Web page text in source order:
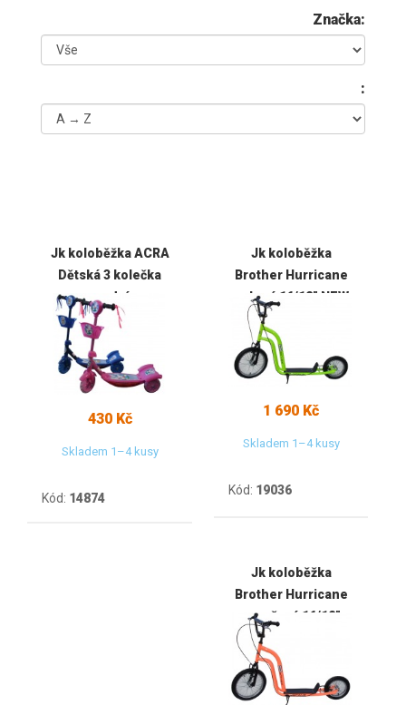
Značka:
:
Jk koloběžka ACRA
Dětská 3 kolečka
modrá
430 Kč
Skladem 1–4 kusy
Kód: 14874
Jk koloběžka
Brother Hurricane
zelená 16/12" NEW
1 690 Kč
Skladem 1–4 kusy
Kód: 19036
Jk koloběžka
Brother Hurricane
oranžová 16/12"